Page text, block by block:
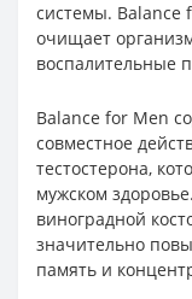
системы. Balance
очищает
воспалительные
Balance for Men
совместное
тестостерона,
мужском
виноградной
значительно
память и